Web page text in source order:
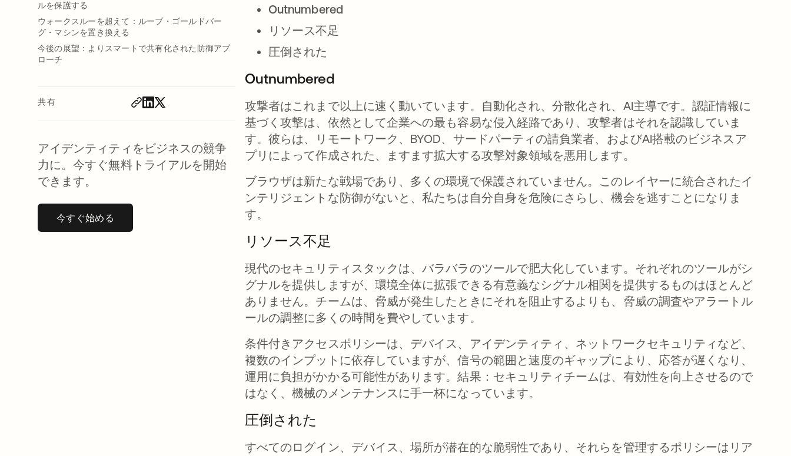
ルを保護する
ウォークスルーを超えて：ルーブ・ゴールドバー
グ・マシンを置き換える
今後の展望：よりスマートで共有化された防御アプ
ローチ
共有
アイデンティティをビジネスの競争
力に。今すぐ無料トライアルを開始
できます。
今すぐ始める新しいタブで開く
Outnumbered
リソース不足
圧倒された
Outnumbered
攻撃者はこれまで以上に速く動いています。自動化され、分散化され、AI主導です。認証情報に
基づく攻撃は、依然として企業への最も容易な侵入経路であり、攻撃者はそれを認識していま
す。彼らは、リモートワーク、BYOD、サードパーティの請負業者、およびAI搭載のビジネスア
プリによって作成された、ますます拡大する攻撃対象領域を悪用します。
ブラウザは新たな戦場であり、多くの環境で保護されていません。このレイヤーに統合されたイ
ンテリジェントな防御がないと、私たちは自分自身を危険にさらし、機会を逃すことになりま
す。
リソース不足
現代のセキュリティスタックは、バラバラのツールで肥大化しています。それぞれのツールがシ
グナルを提供しますが、環境全体に拡張できる有意義なシグナル相関を提供するものはほとんど
ありません。チームは、脅威が発生したときにそれを阻止するよりも、脅威の調査やアラートル
ールの調整に多くの時間を費やしています。
条件付きアクセスポリシーは、デバイス、アイデンティティ、ネットワークセキュリティなど、
複数のインプットに依存していますが、信号の範囲と速度のギャップにより、応答が遅くなり、
運用に負担がかかる可能性があります。結果：セキュリティチームは、有効性を向上させるので
はなく、機械のメンテナンスに手一杯になっています。
圧倒された
すべてのログイン、デバイス、場所が潜在的な脆弱性であり、それらを管理するポリシーはリア